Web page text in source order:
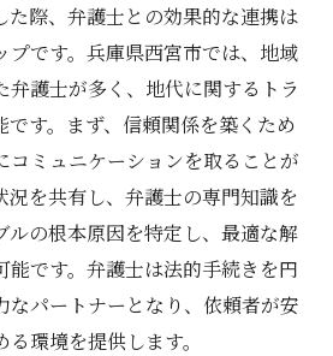
た際、弁護士との効果的な連携は
プです。兵庫県西宮市では、地域
弁護士が多く、地代に関するトラ
です。まず、信頼関係を築くため
コミュニケーションを取ることが
況を共有し、弁護士の専門知識を
ルの根本原因を特定し、最適な解
能です。弁護士は法的手続きを円
なパートナーとなり、依頼者が安
環境を提供します。